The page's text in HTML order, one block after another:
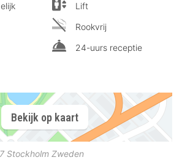
Lift
Rookvrij
24-uurs receptie
Bekijk op kaart
Stockholm Zweden